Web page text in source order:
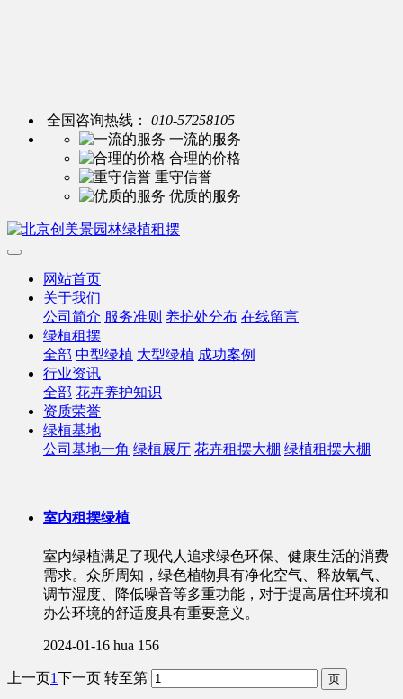
全国咨询热线：
010-57258105
一流的服务
合理的价格
重守信誉
优质的服务
网站首页
关于我们
公司简介 服务准则 养护处分布 在线留言
绿植租摆
全部 中型绿植 大型绿植 成功案例
行业资讯
全部 花卉养护知识
资质荣誉
绿植基地
公司基地一角 绿植展厅 花卉租摆大棚 绿植租摆大棚
室内租摆绿植
室内绿植满足了现代人追求绿色环保、健康生活的消费
需求。众所周知，绿色植物具有净化空气、释放氧气、
调节湿度、降低噪音等多重功能，对于提高居住环境和
办公环境的舒适度具有重要意义。
2024-01-16 hua 156
上一页1下一页 转至第